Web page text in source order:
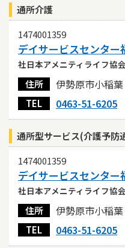
ベスト介護セレクト
かながわ認証
市認証
その他条件
共生型サービス
あり・なし両方を表示
ベスト介護セレクト20・
上位に表示する
する しない
空きのある事業所を上位
する しない
評価を受けている事業所
する しない
通所介護
1474001359
デイサービスセンタ
社日本アメニティライフ協会
住所 伊勢原市小稲
TEL 0463-51-6205
通所型サービス(介護予防
1474001359
デイサービスセンタ
社日本アメニティライフ協会
住所 伊勢原市小稲
TEL 0463-51-6205